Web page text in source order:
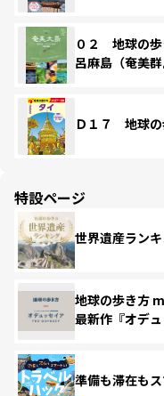
０２ 地球の
呂麻島（奄美
Ｄ１７ 地球
特設ページ
世界遺産ラン
地球の歩き方
最新作『オデュ
準備も滞在も